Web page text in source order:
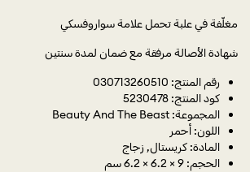
مغلّفة في علبة تحمل علامة سواروفسكي
شهادة الأصالة مرفقة مع ضمان لمدة سنتين
رقم المنتج: 030713260510
كود المنتج: 5230478
المجموعة: Beauty And The Beast
اللون: أحمر
المادة: كريستال, زجاج
الحجم: 9 × 6.2 × 6.2 سم